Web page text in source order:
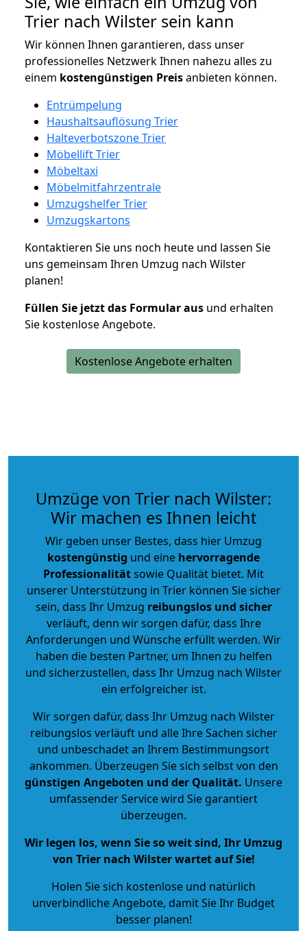
Trier nach Wilster sein kann
Wir können Ihnen garantieren, dass unser
professionelles Netzwerk Ihnen nahezu alles zu
einem kostengünstigen Preisanbieten können.
Entrümpelung
Haushaltsauflösung Trier
Halteverbotszone Trier
Möbellift Trier
Möbeltaxi
Möbelmitfahrzentrale
Umzugshelfer Trier
Umzugskartons
Kontaktieren Sie uns noch heute und lassen Sie
uns gemeinsam Ihren Umzug nach Wilster
planen!
Füllen Sie jetzt das Formular aus und erhalten
Sie kostenlose Angebote.
Kostenlose Angebote erhalten
Umzüge von Trier nach Wilster:
Wir machen es Ihnen leicht
Wir geben unser Bestes, dass hier Umzug
kostengünstig und eine hervorragende
Professionalitätsowie Qualität bietet. Mit
unserer Unterstützung in Trier können Sie sicher
sein, dass Ihr Umzug reibungslos und sicher
verläuft, denn wir sorgen dafür, dass Ihre
Anforderungen und Wünsche erfüllt werden. Wir
haben die besten Partner, um Ihnen zu helfen
und sicherzustellen, dass Ihr Umzug nach Wilster
ein erfolgreicher ist.
Wir sorgen dafür, dass Ihr Umzug nach Wilster
reibungslos verläuft und alle Ihre Sachen sicher
und unbeschadet an Ihrem Bestimmungsort
ankommen. Überzeugen Sie sich selbst von den
günstigen Angeboten und der Qualität. Unsere
umfassender Service wird Sie garantiert
überzeugen.
Wir legen los, wenn Sie so weit sind, Ihr Umzug
von Trier nach Wilster wartet auf Sie!
Holen Sie sich kostenlose und natürlich
unverbindliche Angebote, damit Sie Ihr Budget
besser planen!